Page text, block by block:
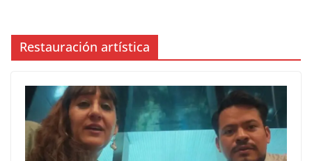
Restauración artística